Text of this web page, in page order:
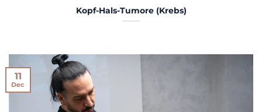
Kopf-Hals-Tumore (Krebs)
11
Dec